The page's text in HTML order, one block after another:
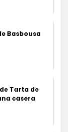
Basbousa
Tarta de
casera